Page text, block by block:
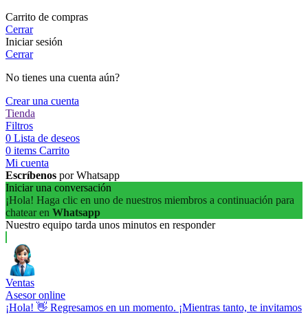
Carrito de compras
Cerrar
Iniciar sesión
Cerrar
No tienes una cuenta aún?
Crear una cuenta
Tienda
Filtros
0 Lista de deseos
0 items Carrito
Mi cuenta
Escríbenos por Whatsapp
Iniciar una conversación
¡Hola! Haga clic en uno de nuestros miembros a continuación para
chatear en Whatsapp
Nuestro equipo tarda unos minutos en responder
Ventas
Asesor online
¡Hola! 👋 Regresamos en un momento. ¡Mientras tanto, te invitamos